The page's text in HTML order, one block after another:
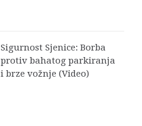
Sigurnost Sjenice: Borba
protiv bahatog parkiranja
i brze vožnje (Video)